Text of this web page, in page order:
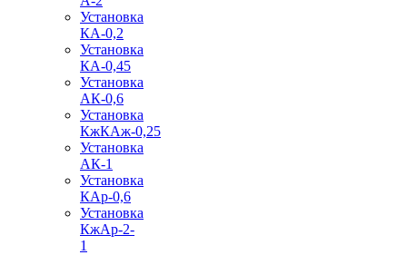
Установка
КА-0,2
Установка
КА-0,45
Установка
АК-0,6
Установка
КжКАж-0,25
Установка
АК-1
Установка
КАр-0,6
Установка
КжАр-2-
1